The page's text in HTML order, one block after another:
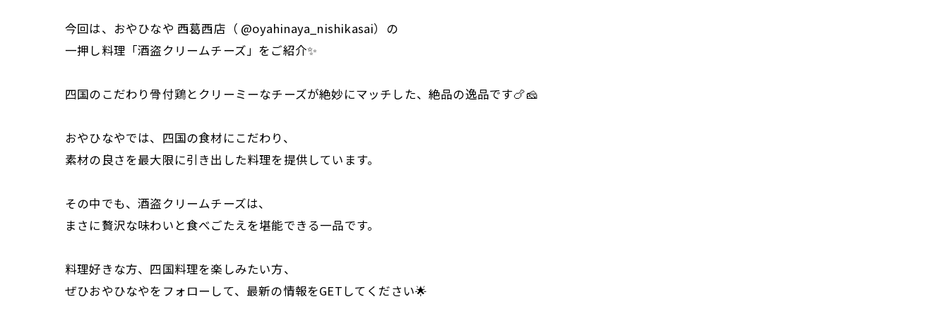
今回は、おやひなや 西葛西店（ @oyahinaya_nishikasai）の
一押し料理「酒盗クリームチーズ」をご紹介✨
四国のこだわり骨付鶏とクリーミーなチーズが絶妙にマッチした、絶品の逸品です🍗🧀
おやひなやでは、四国の食材にこだわり、
素材の良さを最大限に引き出した料理を提供しています。
その中でも、酒盗クリームチーズは、
まさに贅沢な味わいと食べごたえを堪能できる一品です。
料理好きな方、四国料理を楽しみたい方、
ぜひおやひなやをフォローして、最新の情報をGETしてください🌟